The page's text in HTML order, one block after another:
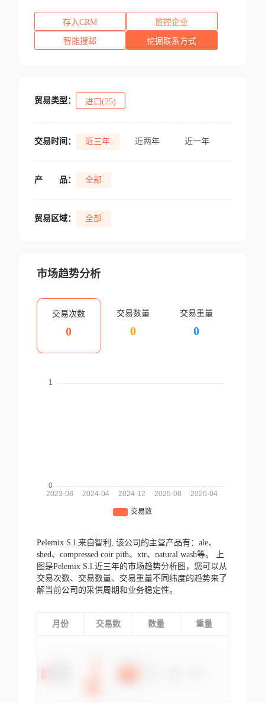
存入CRM 监控企业
智能搜邮 挖掘联系方式
贸易类型： 进口(25)
交易时间： 近三年 近两年 近一年
产 品： 全部
贸易区域： 全部
市场趋势分析
交易次数
0
交易数量
0
交易重量
0
Pelemix S.l.来自智利, 该公司的主营产品有：ale、
shed、compressed coir pith、xtr、natural wash等。
上
图是Pelemix S.l.近三年的市场趋势分析图，您可以从
交易次数、交易数量、交易重量不同纬度的趋势来了
解当前公司的采供周期和业务稳定性。
月份 交易数 数量 重量